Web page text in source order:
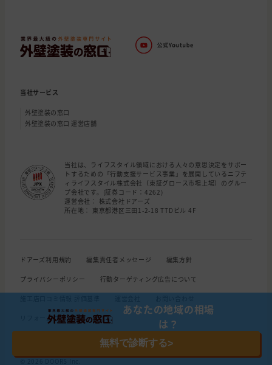
当社サービス
外壁塗装の窓口
外壁塗装の窓口 運営店舗
当社は、ライフスタイル領域における人々の意思決定をサポー
トするための「行動支援サービス事業」を展開しているニフテ
ィライフスタイル株式会社（東証グロース市場上場）のグルー
プ会社です。(証券コード：4262)
運営会社： 株式会社ドアーズ
所在地： 東京都港区三田1-2-18 TTDビル 4F
ドアーズ利用規約 編集責任者メッセージ 編集方針
プライバシーポリシー 行動ターゲティング広告について
リフォームローン
© 2026 DOORS Inc.
あなたの地域の相場
は？
無料で診断する>